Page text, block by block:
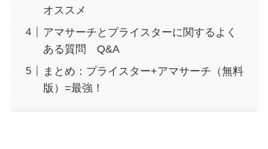
オススメ
アマサーチとプライスターに関するよく
ある質問 Q&A
まとめ：プライスター+アマサーチ（無料
版）=最強！